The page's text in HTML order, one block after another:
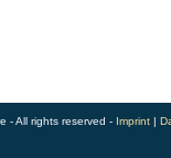
- All rights reserved - Imprint |